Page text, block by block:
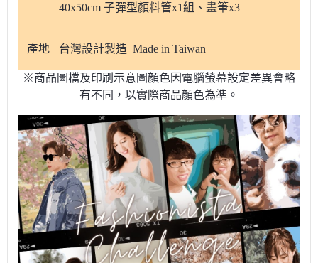
40x50cm 子彈型顏料管x1組、畫筆x3
產地 台灣設計製造 Made in Taiwan
※商品圖檔及印刷示意圖顏色因電腦螢幕設定差異會略
有不同，以實際商品顏色為準。